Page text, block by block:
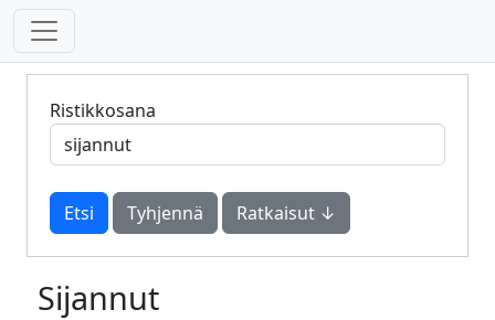
Ristikkosana
Tyhjennä Ratkaisut ↓
Sijannut